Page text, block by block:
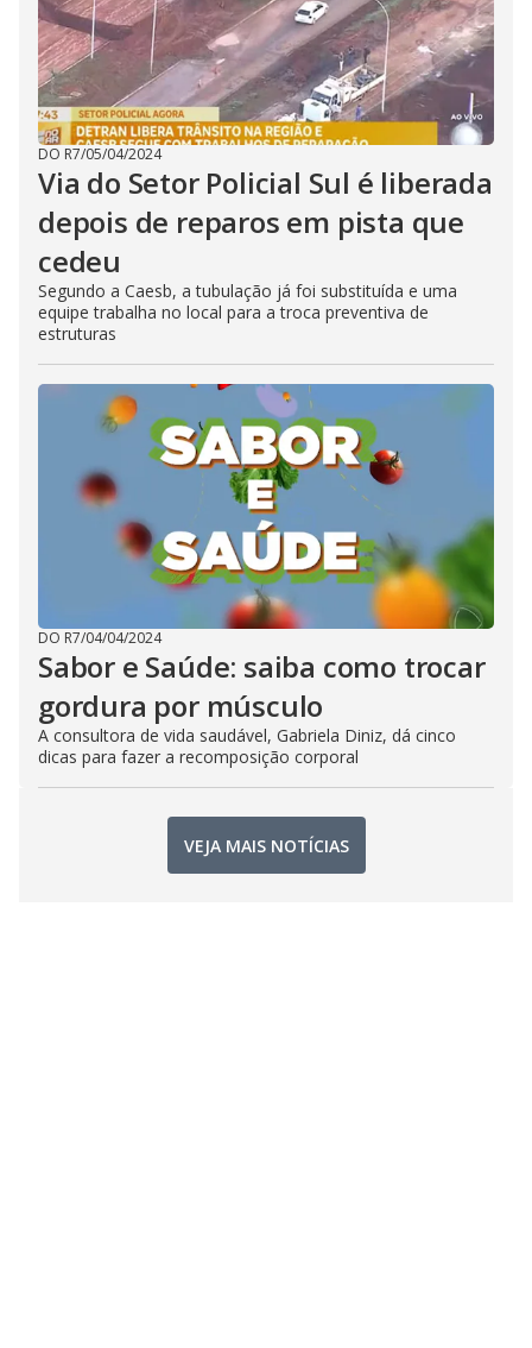
DO R7/05/04/2024
Via do Setor Policial Sul é liberada
depois de reparos em pista que
cedeu
Segundo a Caesb, a tubulação já foi substituída e uma
equipe trabalha no local para a troca preventiva de
estruturas
DO R7/04/04/2024
Sabor e Saúde: saiba como trocar
gordura por músculo
A consultora de vida saudável, Gabriela Diniz, dá cinco
dicas para fazer a recomposição corporal
VEJA MAIS NOTÍCIAS